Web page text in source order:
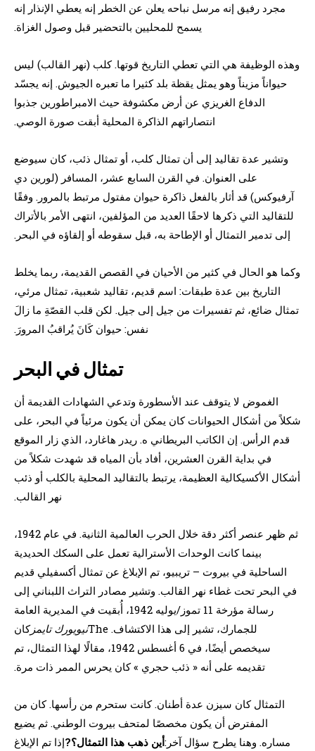
مجرد رفيق إنه مرسل نباحه يعلن عن الخطر إنه يعطي الإنذار إنه
يسمح للمحليين بالتحضير قبل وصول الغزاة.
وهذه الوظيفة هي التي تعطي التاريخ قوتها. كلب (نهر القالب) ليس
حيواناً مزيناً وهو يمثل يقظة بلد كثيرا ما تعبره الجيوش. إنه يجسّد
الدفاع الغريزي عن أرض مكشوفة حيث الامبراطورين جذبوا
انتصاراتهم الذاكرة المحلية أبقت صورة الوصي.
وتشير عدة تقاليد إلى أن تمثال كلب، أو تمثال ذئب، كان سيوضع
على العنوان. في القرن السابع عشر، المسافر (لورين دي
آرفيوكس) قد أثار بالفعل ذاكرة حيوان مفتول مرتبط بالمرور. وفقًا
للتقاليد التي ذكرها لاحقًا العديد من المؤلفين، انتهى الأمر بالأتراك
إلى تدمير التمثال أو الإطاحة به، قبل سقوطه أو إلقاؤه في البحر.
وكما هو الحال في كثير من الأحيان في القصص القديمة، ربما يخلط
التاريخ بين عدة طبقات: اسم قديم، تقاليد شعبية، تمثال مرئي،
تمثال ضائع، ثم تفسيرات من جيل إلى جيل. لكن قلب القصّةِ ما زالَ
نفس: حيوان كَانَ يُراقبُ المرورَ.
تمثال في البحر
الغموض لا يتوقف عند الأسطورة وتدعي الشهادات القديمة أن
شكلاً من أشكال الحيوانات كان يمكن أن يكون مرئياً في البحر، على
قدم الرأس. إن الكاتب البريطاني ه. ريدر هاغارد، الذي زار الموقع
في بداية القرن العشرين، أفاد بأن المياه قد شهدت شكلاً من
أشكال الأكسيكالية العظيمة، يرتبط بالتقاليد المحلية بالكلب أو ذئب
نهر القالب.
ثم ظهر عنصر أكثر دقة خلال الحرب العالمية الثانية. في عام 1942،
بينما كانت الوحدات الأسترالية تعمل على السكك الحديدية
الساحلية في بيروت – تريبيو، تم الإبلاغ عن تمثال أكسفيلي قديم
في البحر تحت غطاء نهر القالب. وتشير مصادر التراث اللبناني إلى
رسالة مؤرخة 11 تموز/يوليه 1942، أُبقيت في المديرية العامة
للجمارك، تشير إلى هذا الاكتشاف. The
نيويورك تايمزكان
سيخصص أيضًا، في 6 أغسطس 1942، مقالًا لهذا التمثال، تم
تقديمه على أنه « ذئب حجري » كان يحرس الممر ذات مرة.
التمثال كان سيزن عدة أطنان. كانت ستحرم من رأسها. كان من
المفترض أن يكون مخصصًا لمتحف بيروت الوطني. ثم يضيع
مساره. وهنا يطرح سؤال آخر:أين ذهب هذا التمثال؟?إذا تم الإبلاغ